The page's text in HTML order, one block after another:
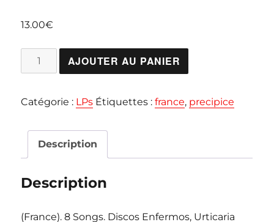
13.00€
quantité
de
"Down
Well"
LP
AJOUTER AU PANIER
Catégorie : LPs Étiquettes :france, precipice
Description
Description
(France). 8 Songs. Discos Enfermos, Urticaria